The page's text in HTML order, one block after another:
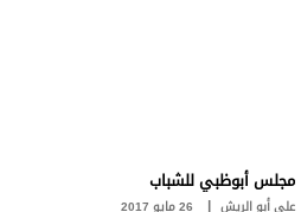
مجلس أبوظبي للشباب
علي أبو الريش| 26 مايو 2017